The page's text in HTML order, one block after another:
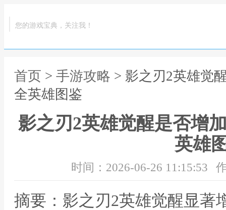
您的游戏宝典，关注我！
首页 > 手游攻略 > 影之刃2英雄觉
全英雄图鉴
影之刃2英雄觉醒是否增
英雄
时间：2026-06-26 11:15:53
摘要：影之刃2英雄觉醒显著